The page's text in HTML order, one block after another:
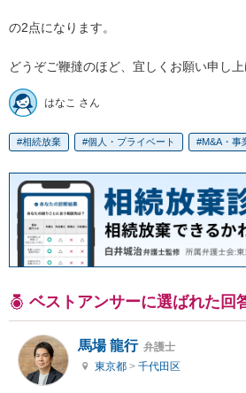
の2点になります。
はなこ さん
相続放棄 個人・プライベート M&A・事
ベストアンサーに選ばれた回
馬場 龍行 弁護士
東京都 > 千代田区